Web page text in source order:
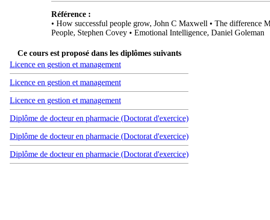
Référence :
• How successful people grow, John C Maxwell • The
People, Stephen Covey • Emotional Intelligence, Daniel Goleman
Ce cours est proposé dans les diplômes suivants
Licence en gestion et management
Licence en gestion et management
Licence en gestion et management
Diplôme de docteur en pharmacie (Doctorat d'exercice)
Diplôme de docteur en pharmacie (Doctorat d'exercice)
Diplôme de docteur en pharmacie (Doctorat d'exercice)